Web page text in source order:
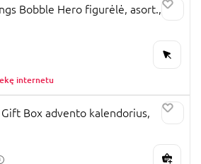
Bobble Hero figurėlė, asort.,
internetu
Box advento kalendorius,